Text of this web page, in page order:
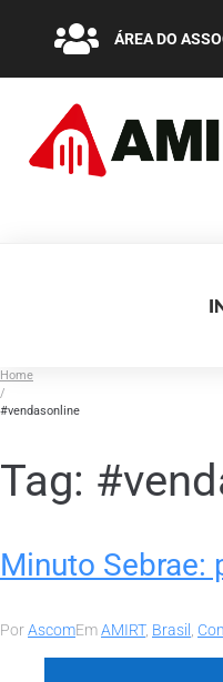
ÁREA DO
Home
/
#vendasonline
Tag:
Minuto Sebrae:
PorAscomEmAMIRT, Brasil